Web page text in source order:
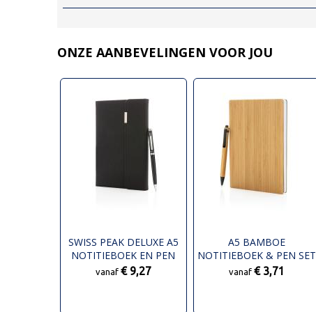
ONZE AANBEVELINGEN VOOR JOU
SWISS PEAK DELUXE A5
NOTITIEBOEK EN PEN
SET
vanaf € 9,27
A5 BAMBOE
NOTITIEBOEK & PEN SET
vanaf € 3,71